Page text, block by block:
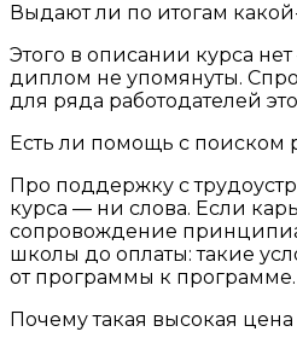
Выдают ли по итогам
Этого в описании курса
диплом не упомянуты.
для ряда работодателей
Есть ли помощь с поиском
Про поддержку с
курса — ни слова. Если
сопровождение
школы до оплаты: такие
от программы к программе.
Почему такая высокая